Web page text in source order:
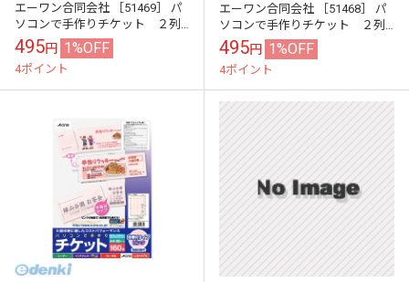
エーワン合同会社 ［51469］ パ
ソコンで手作りチケット ２列
６連 連続タイプ【AKB】
495円 1%OFF
4ポイント
エーワン合同会社 ［51468］ パ
ソコンで手作りチケット ２列
５連 連続タイプ【AKB】
495円 1%OFF
4ポイント